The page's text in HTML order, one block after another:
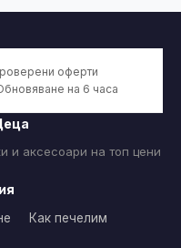
оферти
на 6 часа
и аксесоари на топ цени
Как печелим